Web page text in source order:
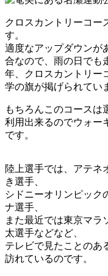
クロスカントリーコー
す。
適度なアップダウンが
合なので、雨の日でも
年、クロスカントリー
学の旗が掲げられてい
もちろんこのコースは
利用出来るのでウォー
です。
陸上選手では、アテネ
き選手、
シドニーオリンピック
ナ選手、
また最近では東京マラ
太選手などなど、
テレビで見たことのあ
訪れているのです。